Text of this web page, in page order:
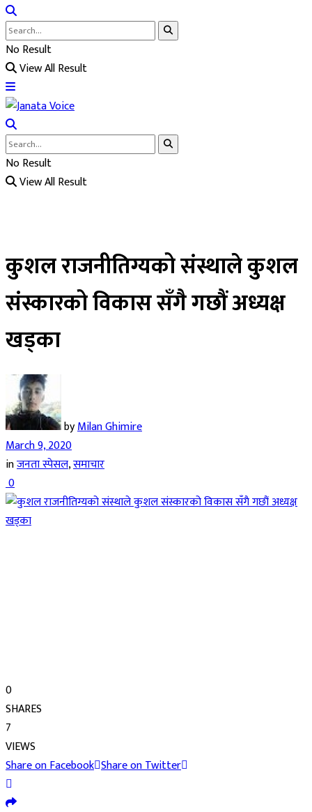
No Result
View All Result
No Result
View All Result
कुशल राजनीतिग्यको संस्थाले कुशल
संस्कारको विकास सँगै गछौं अध्यक्ष
खड्का
byMilan Ghimire
March 9, 2020
inजनता स्पेसल,समाचार
0
0
SHARES
7
VIEWS
Share on Facebook Share on Twitter